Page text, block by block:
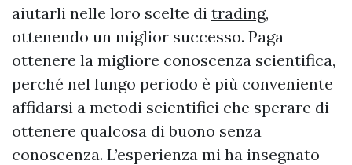
aiutarli nelle loro scelte di trading,
ottenendo un miglior successo. Paga
ottenere la migliore conoscenza scientifica,
perché nel lungo periodo è più conveniente
affidarsi a metodi scientifici che sperare di
ottenere qualcosa di buono senza
conoscenza. L’esperienza mi ha insegnato